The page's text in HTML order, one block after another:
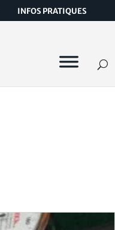
INFOS PRATIQUES